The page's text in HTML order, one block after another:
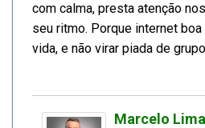
com calma, presta atenção
seu ritmo. Porque internet
vida, e não virar piada de
Marcelo Lima